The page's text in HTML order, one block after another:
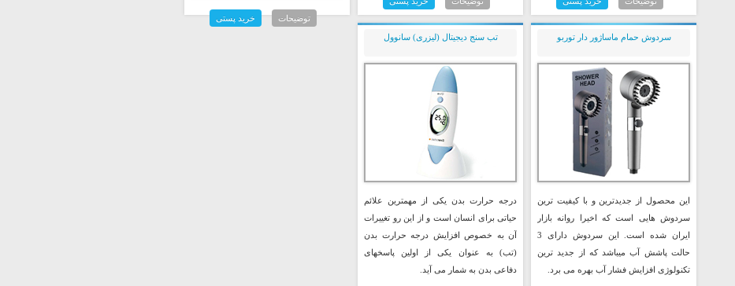
توضیحات
خرید پستی
سردوش حمام ماساژور دار توربو
این محصول از جدیدترین و با کیفیت ترین
سردوش هایی است که اخیرا روانه بازار
ایران شده است. این سردوش دارای 3
حالت پاشش آب میباشد که از جدید ترین
تکنولوژی افزایش فشار آب بهره می برد.
تب سنج دیجیتال (لیزری) سانوول
درجه حرارت بدن یکی از مهمترین علائم
حیاتی برای انسان است و از این رو تغییرات
آن به خصوص افزایش درجه حرارت بدن
(تب) به عنوان یکی از اولین پاسخهای
دفاعی بدن به شمار می آید.